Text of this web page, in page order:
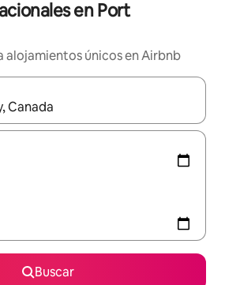
en Port
alojamientos únicos en Airbnb
estén disponibles, navega con las
Buscar